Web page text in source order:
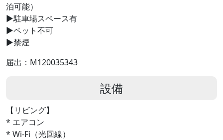
泊可能）
▶駐車場スペース有
▶ペット不可
▶禁煙
届出：M120035343
設備
【リビング】
* エアコン
* Wi-Fi（光回線）